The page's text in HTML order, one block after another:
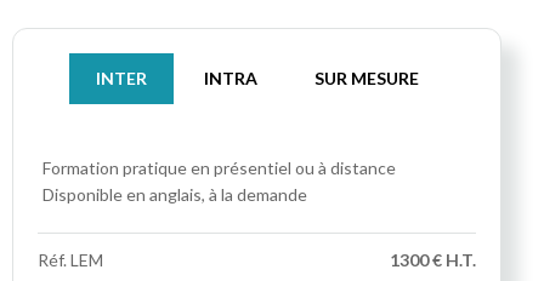
INTER INTRA SUR MESURE
Formation pratique en présentiel ou à distance
Disponible en anglais, à la demande
Réf.LEM
1300 € H.T.